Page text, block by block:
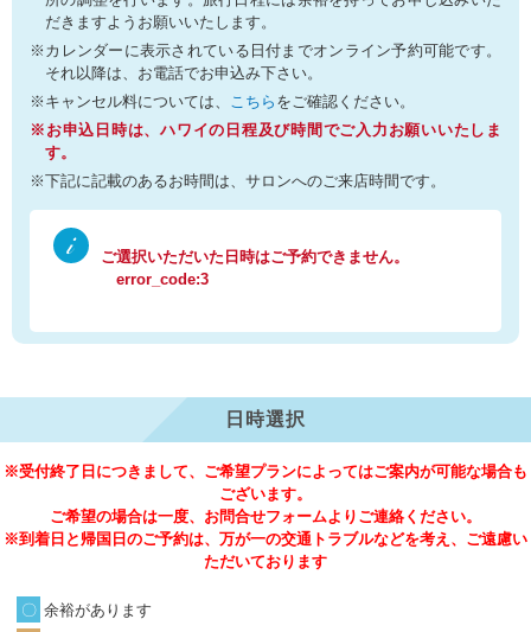
だきますようお願いいたします。
※カレンダーに表示されている日付までオンライン予約可能です。
それ以降は、お電話でお申込み下さい。
※キャンセル料については、 こちら をご確認ください。
※お申込日時は、ハワイの日程及び時間でご入力お願いいたしま
す。
※下記に記載のあるお時間は、サロンへのご来店時間です。
ご選択いただいた日時はご予約できません。
error_code:3
日時選択
※受付終了日につきまして、ご希望プランによってはご案内が可能な場合も
ございます。
ご希望の場合は一度、お問合せフォームよりご連絡ください。
※到着日と帰国日のご予約は、万が一の交通トラブルなどを考え、ご遠慮い
ただいております
余裕があります